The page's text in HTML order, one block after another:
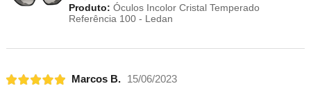
Produto: Óculos Incolor Cristal Temperado
Referência 100 - Ledan
Marcos B.
15/06/2023